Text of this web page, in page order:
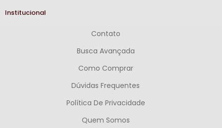
Institucional
Contato
Busca Avançada
Como Comprar
Dúvidas Frequentes
Política De Privacidade
Quem Somos